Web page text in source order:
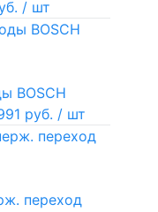
/ шт
BOSCH
руб. / шт
переход